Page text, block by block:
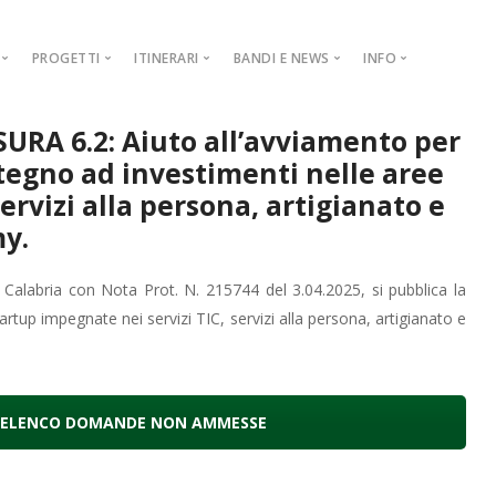
Carne
Latte e Derivati
Erbe Aromatiche e Piccoli Frutti
Castanicola
MISURA
Misura
MISURA
Olivicola
Misura
Misura
PROGETTI
COOPERAZIONE
Progetto
AMMINISTRAZIONE TRASPARENTE
PIAR
DISTRETTO RURALE
ITINERARI
AMBIENTALE
ARCHEOLOGICO
ARTISTICO-RELIGIOSO
AZIENDE AGRITURISTICHE
BANDI E NEWS
NEWS
BANDI E AVVISI
INFO
GALLERY
CONTATTI
6.2: Aiuto all’avviamento per
ad investimenti nelle aree
alla persona, artigianato e
con Nota Prot. N. 215744 del 3.04.2025, si pubblica la
impegnate nei servizi TIC, servizi alla persona, artigianato e
ELENCO DOMANDE NON AMMESSE